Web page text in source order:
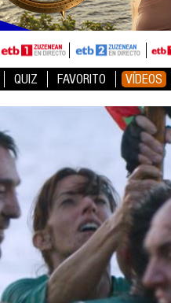
QUIZ FAVORITO VÍDEOS